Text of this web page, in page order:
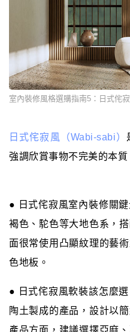
室內裝修風格選購指南5：日式侘
日式侘寂風（Wabi-sabi）
強調欣賞事物不完美的本
● 日式侘寂風室內裝修關
褐色、駝色等大地色系，
面很常使用凸顯紋理的藝
色地板。
● 日式侘寂風軟裝該怎麼
陶土製成的產品，設計以
產品方面，建議選擇亞麻